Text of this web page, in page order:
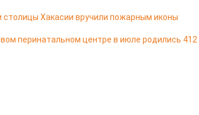
столицы Хакасии вручили пожарным иконы
перинатальном центре в июле родились 412